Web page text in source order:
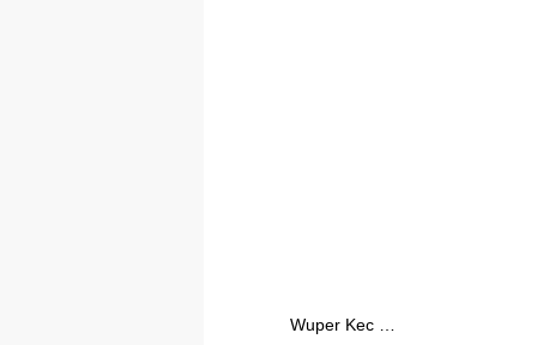
Wuper Kec …